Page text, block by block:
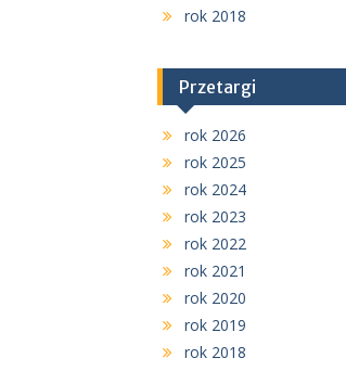
rok 2018
Przetargi
rok 2026
rok 2025
rok 2024
rok 2023
rok 2022
rok 2021
rok 2020
rok 2019
rok 2018